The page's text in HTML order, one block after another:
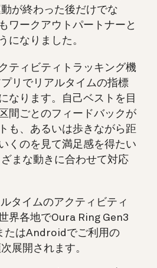
が終わった後だけでな
ワークアウトパートナーと
になりました。
ティビティトラッキング機
リでリアルタイムの指標
なります。自己ベストを目
間ごとのフィードバックが
も、あるいは歩きながら距
くのを見て満足感を得たい
まな動きに合わせて対応
タイムのアクティビティ
界各地でOura Ring Gen3
たはAndroidでご利用の
展開されます。